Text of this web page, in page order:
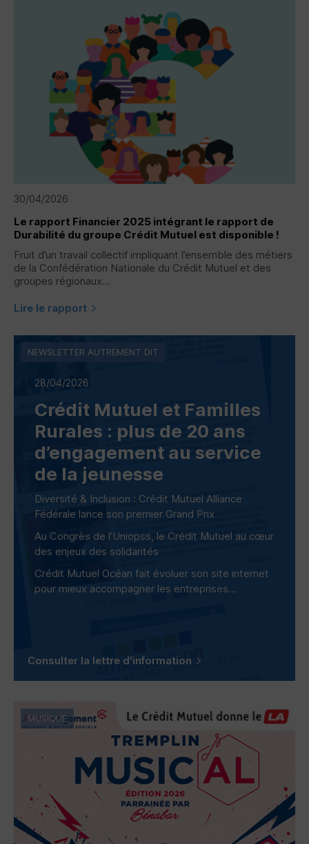
30/04/2026
Le rapport Financier 2025 intégrant le rapport de
Durabilité du groupe Crédit Mutuel est disponible !
Fruit d’un travail collectif impliquant l’ensemble des métiers
de la Confédération Nationale du Crédit Mutuel et des
groupes régionaux...
Lire le rapport
28/04/2026
Crédit Mutuel et Familles
Rurales : plus de 20 ans
d’engagement au service
de la jeunesse
Diversité & Inclusion : Crédit Mutuel Alliance
Fédérale lance son premier Grand Prix
Au Congrès de l’Uniopss, le Crédit Mutuel au cœur
des enjeux des solidarités
Crédit Mutuel Océan fait évoluer son site internet
pour mieux accompagner les entreprises...
Consulter la lettre d'information
NEWSLETTER AUTREMENT DIT
MUSIQUE